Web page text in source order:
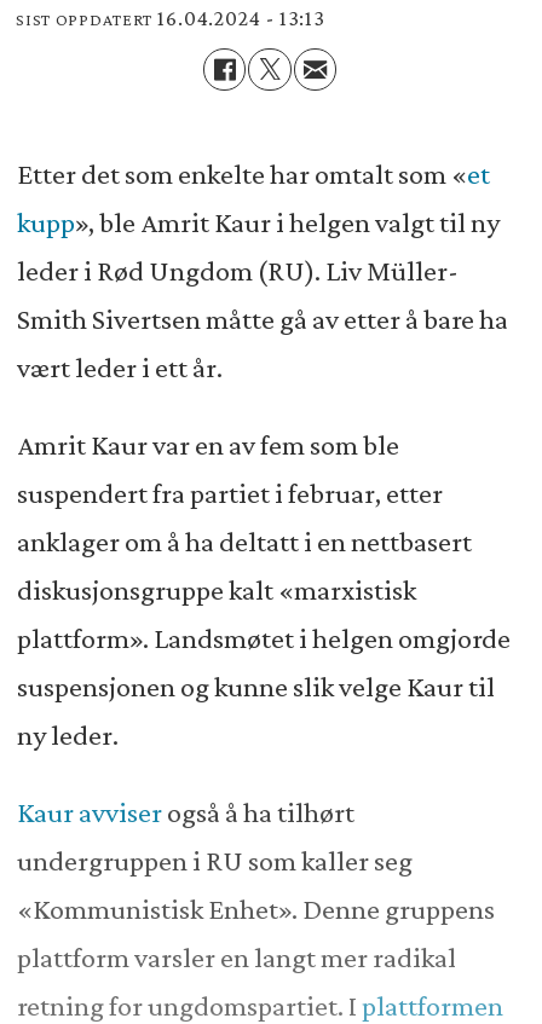
SIST OPPDATERT 16.04.2024 - 13:13
Etter det som enkelte har omtalt som «et
kupp», ble Amrit Kaur i helgen valgt til ny
leder i Rød Ungdom (RU). Liv Müller-
Smith Sivertsen måtte gå av etter å bare ha
vært leder i ett år.
Amrit Kaur var en av fem som ble
suspendert fra partiet i februar, etter
anklager om å ha deltatt i en nettbasert
diskusjonsgruppe kalt «marxistisk
plattform». Landsmøtet i helgen omgjorde
suspensjonen og kunne slik velge Kaur til
ny leder.
Kaur avviserogså å ha tilhørt
undergruppen i RU som kaller seg
«Kommunistisk Enhet». Denne gruppens
plattform varsler en langt mer radikal
retning for ungdomspartiet. Iplattformen